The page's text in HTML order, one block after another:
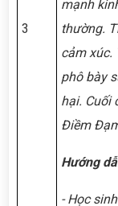
3
mạnh
thường.
cảm xúc.
phô bày
hại. Cuối
Điềm
Hướng
- Học